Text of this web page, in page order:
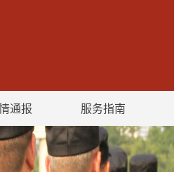
通报 服务指南